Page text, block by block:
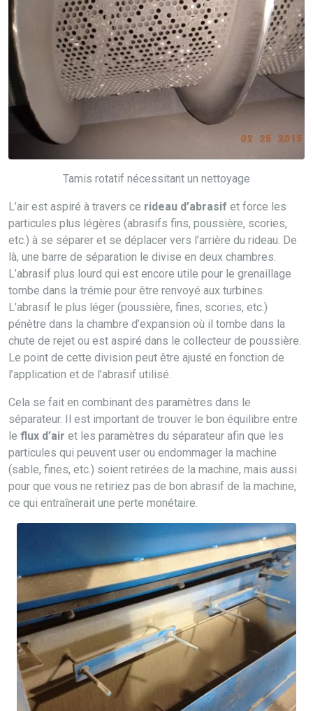
Tamis rotatif nécessitant un nettoyage
L’air est aspiré à travers ce rideau d’abrasif et force les
particules plus légères (abrasifs fins, poussière, scories,
etc.) à se séparer et se déplacer vers l’arrière du rideau. De
là, une barre de séparation le divise en deux chambres.
L’abrasif plus lourd qui est encore utile pour le grenaillage
tombe dans la trémie pour être renvoyé aux turbines.
L’abrasif le plus léger (poussière, fines, scories, etc.)
pénètre dans la chambre d’expansion où il tombe dans la
chute de rejet ou est aspiré dans le collecteur de poussière.
Le point de cette division peut être ajusté en fonction de
l’application et de l’abrasif utilisé.
Cela se fait en combinant des paramètres dans le
séparateur. Il est important de trouver le bon équilibre entre
le flux d’air et les paramètres du séparateur afin que les
particules qui peuvent user ou endommager la machine
(sable, fines, etc.) soient retirées de la machine, mais aussi
pour que vous ne retiriez pas de bon abrasif de la machine,
ce qui entraînerait une perte monétaire.